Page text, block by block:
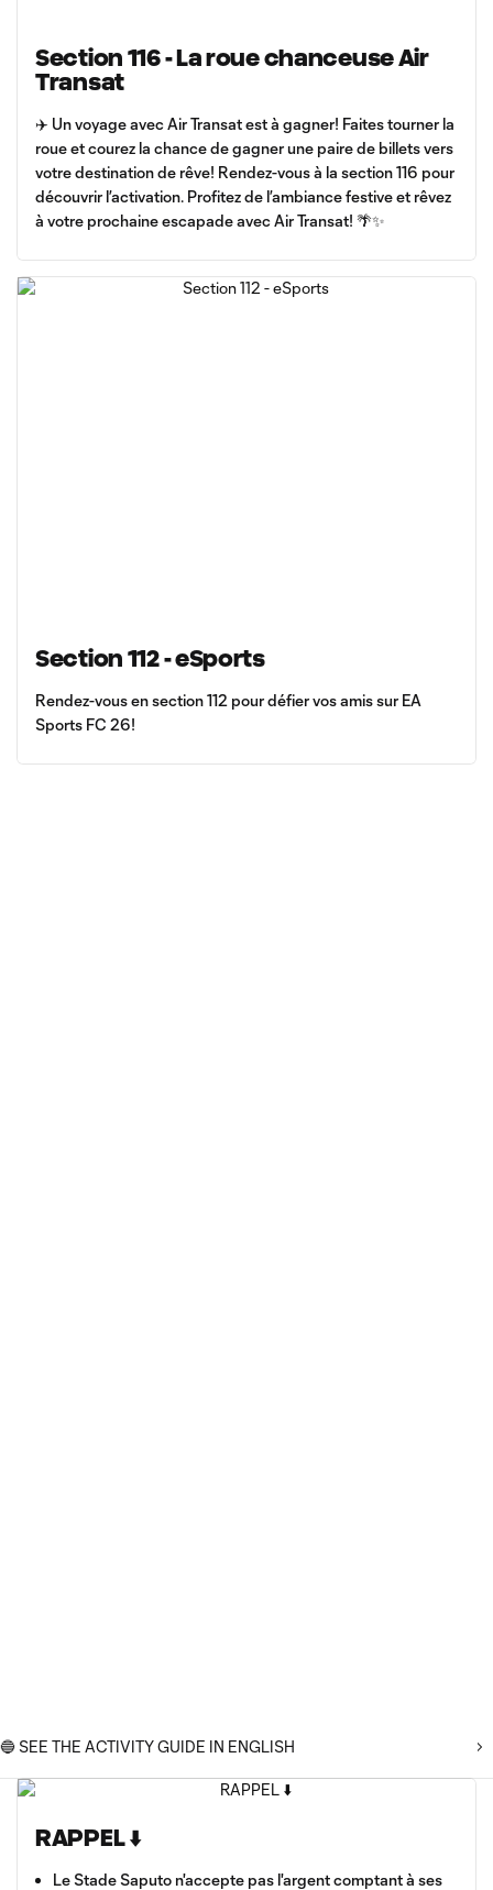
Section 116 - La roue chanceuse Air
Transat
✈️ Un voyage avec Air Transat est à gagner! Faites tourner la
roue et courez la chance de gagner une paire de billets vers
votre destination de rêve! Rendez-vous à la section 116 pour
découvrir l’activation. Profitez de l’ambiance festive et rêvez
à votre prochaine escapade avec Air Transat! 🌴✨
Section 112 - eSports
Rendez-vous en section 112 pour défier vos amis sur EA
Sports FC 26!
🔵 SEE THE ACTIVITY GUIDE IN ENGLISH
RAPPEL ⬇️
Le Stade Saputo n'accepte pas l'argent comptant à ses